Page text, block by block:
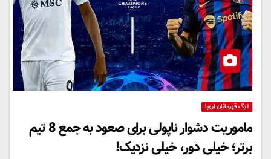
لیگ قهرمانان اروپا
ماموریت دشوار ناپولی برای صعود به جمع 8 تیم
برتر؛ خیلی دور، خیلی نزدیک!